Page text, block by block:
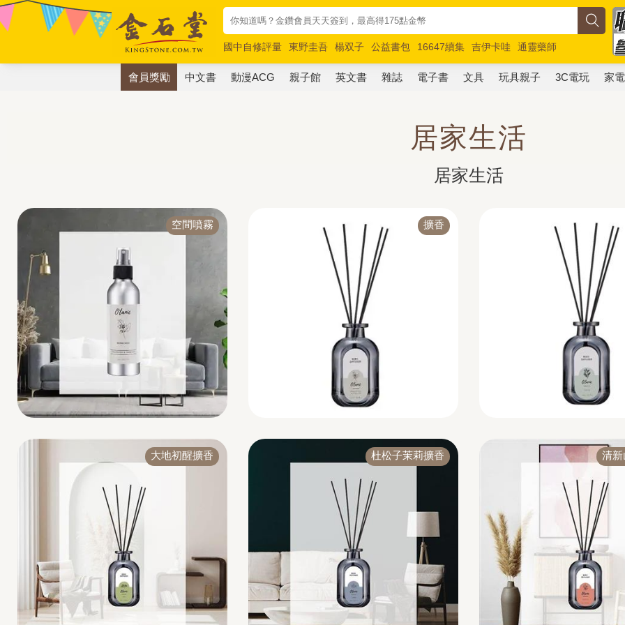
國中自修評量 東野圭吾 楊双子 公益書包 16647續集 吉伊卡哇
通靈藥師
唯紅花綻放
奧德賽 路邊攤新作 馬斯克 玩具總動員5 超慢跑
會員獎勵 中文書 動漫ACG 親子館 英文書 雜誌 電子書 文具 玩具親子 3C電玩 家電
居家生活
居家生活
空間噴霧 擴香
大地初醒擴香 杜松子茉莉擴香 清